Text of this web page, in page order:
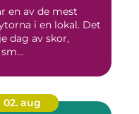
en av de mest
i en lokal. Det
dag av skor,
02. aug